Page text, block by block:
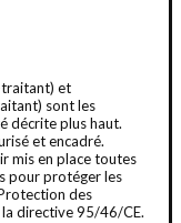
traitant) et
sont les
décrite plus haut.
et encadré.
mis en place toutes
pour protéger les
des
la directive 95/46/CE.